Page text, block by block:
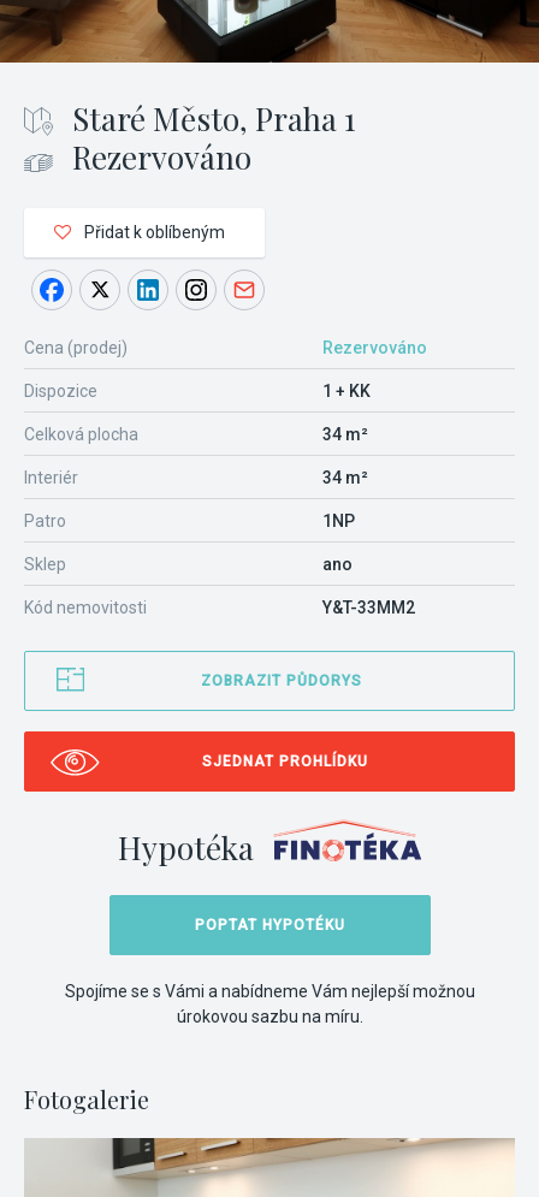
Staré Město, Praha 1
Rezervováno
Přidat k oblíbeným
Cena (prodej) Rezervováno
Dispozice 1 + KK
Celková plocha 34 m²
Interiér 34 m²
Patro 1NP
Sklep ano
Kód nemovitosti Y&T-33MM2
ZOBRAZIT PŮDORYS
SJEDNAT PROHLÍDKU
Hypotéka
POPTAT HYPOTÉKU
Spojíme se s Vámi a nabídneme Vám nejlepší možnou
úrokovou sazbu na míru.
Fotogalerie